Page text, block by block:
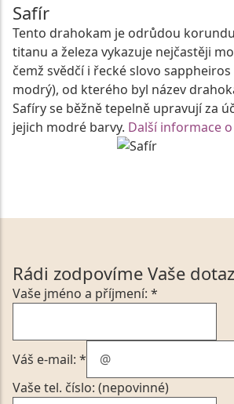
Safír
Tento drahokam je odrůdou
titanu a železa vykazuje nejčastěji
čemž svědčí i řecké slovo
modrý), od kterého byl název
Safíry se běžně tepelně upravují za
jejich modré barvy. Další informace
Rádi zodpovíme Vaše
Vaše jméno a příjmení: *
Váš e-mail: *
Vaše tel. číslo: (nepovinné)